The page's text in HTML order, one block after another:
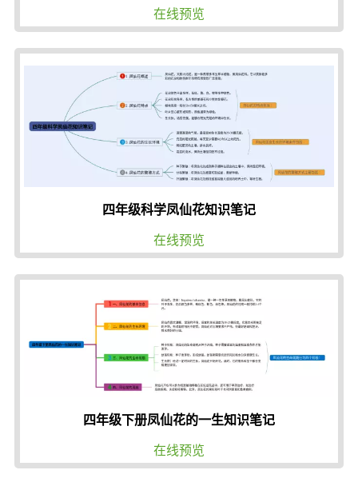
在线预览
四年级科学凤仙花知识笔记
在线预览
四年级下册凤仙花的一生知识笔记
在线预览